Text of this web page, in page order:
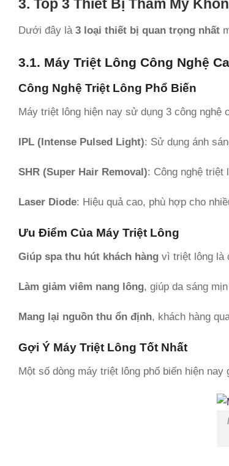
3. Top 3 Thiết Bị Thẩm Mỹ
Dưới đây là 3 loại thiết bị quan trọng nhất
3.1. Máy Triệt Lông Công Nghệ
Công Nghệ Triệt Lông Phổ Biến
Máy triệt lông hiện nay sử dụng 3 công nghệ
IPL (Intense Pulsed Light): Sử dụng ánh
SHR (Super Hair Removal): Công nghệ triệt
Laser Diode: Hiệu quả cao, phù hợp cho
Ưu Điểm Của Máy Triệt Lông
Giúp spa thu hút khách hàng vì triệt lông là
Làm giảm viêm nang lông, giúp da sáng
Mang lại nguồn thu ổn định, khách hàng
Gợi Ý Máy Triệt Lông Tốt Nhất
Một số dòng máy triệt lông phổ biến hiện nay